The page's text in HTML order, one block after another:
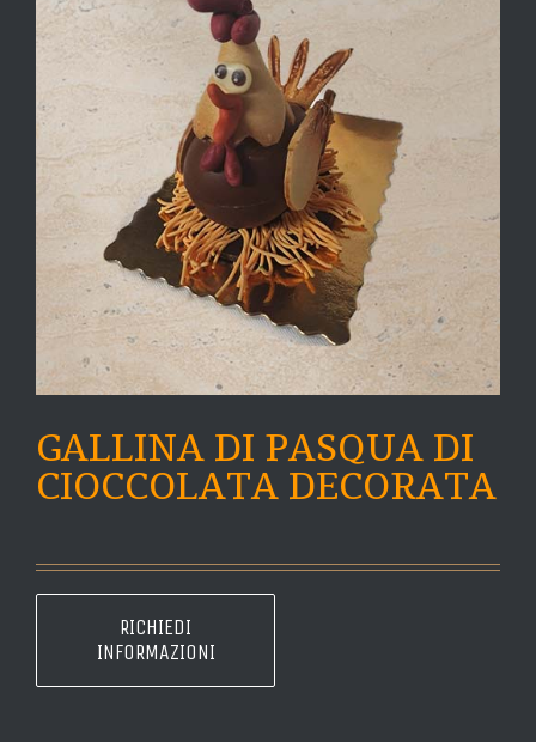
GALLINA DI PASQUA DI
CIOCCOLATA DECORATA